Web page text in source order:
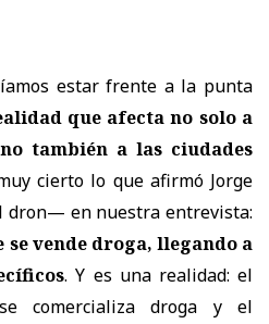
estar frente a la punta
que afecta no solo a
también a las ciudades
cierto lo que afirmó Jorge
en nuestra entrevista:
se vende droga, llegando a
. Y es una realidad: el
comercializa droga y el